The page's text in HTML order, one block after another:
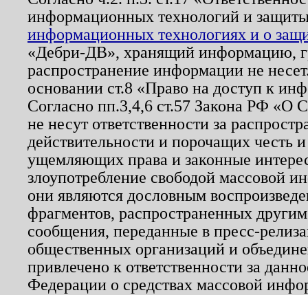
информационных технологий и
информационных технологиях и о
«Дебри-ДВ», хранящий информацию,
распространение информации не
основании ст.8 «Право на доступ к
Согласно пп.3,4,6 ст.57 Закона РФ «О
не несут ответственности за
действительности и порочащих честь
ущемляющих права и законные
злоупотребление свободой массовой
они являются дословным
фрагментов, распространенных
сообщения, переданные в пресс-
общественных организаций и
привлечено к ответственности за
Федерации о средствах массовой